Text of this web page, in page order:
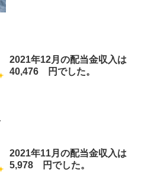
2021年12月の配当金収入は
40,476 円でした。
2021年11月の配当金収入は
5,978 円でした。